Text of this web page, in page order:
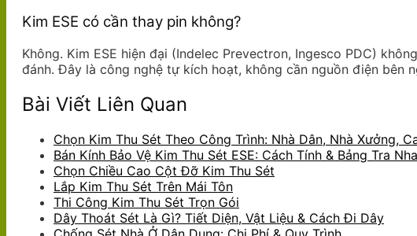
Kim ESE có cần thay pin không?
Không. Kim ESE hiện đại (Indelec Prevectron, Ingesco PDC)
đánh. Đây là công nghệ tự kích hoạt, không cần nguồn điện bên
Bài Viết Liên Quan
Chọn Kim Thu Sét Theo Công Trình: Nhà Dân, Nhà Xưởng,
Bán Kính Bảo Vệ Kim Thu Sét ESE: Cách Tính & Bảng Tra
Chọn Chiều Cao Cột Đỡ Kim Thu Sét
Lắp Kim Thu Sét Trên Mái Tôn
Thi Công Kim Thu Sét Trọn Gói
Dây Thoát Sét Là Gì? Tiết Diện, Vật Liệu & Cách Đi Dây